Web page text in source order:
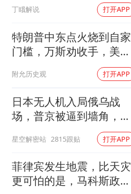
丁睋解说 打开APP
特朗普中东点火烧到自家
门槛，万斯劝收手，美国
附允历史观 打开APP
日本无人机入局俄乌战
场，普京被逼到墙角，这
场仗只剩下死战一条路
星空解密站 2815跟贴 打开APP
菲律宾发生地震，比天灾
更可怕的是，马科斯政府